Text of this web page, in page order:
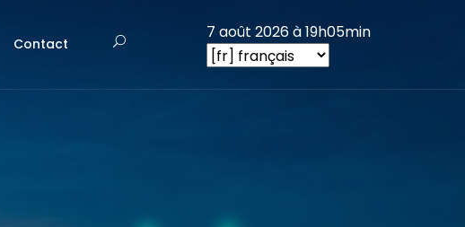
Contact
7 août 2026 à 19h05min